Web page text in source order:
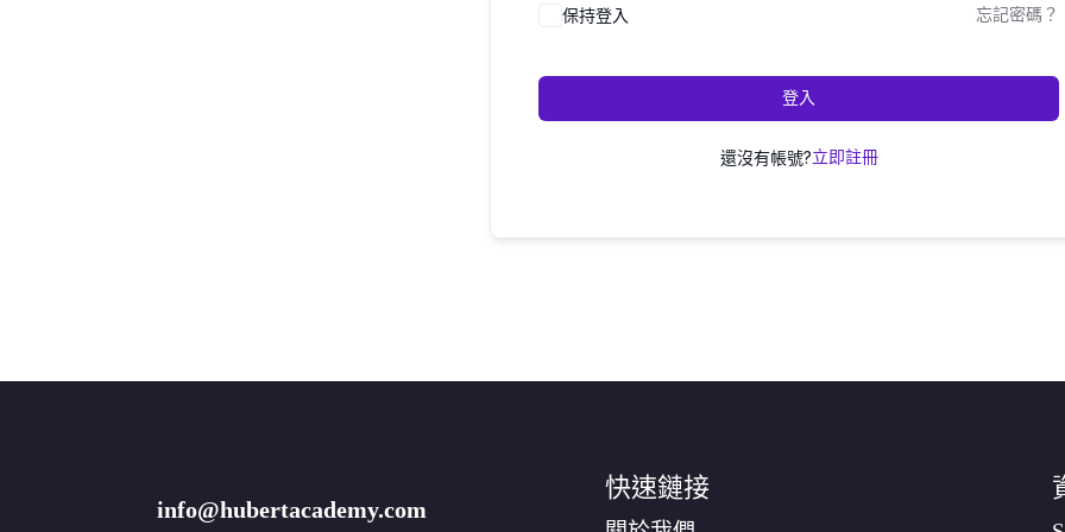
保持登入 忘記密碼？
登入
還沒有帳號?立即註冊
info@hubertacademy.com
快速鏈接